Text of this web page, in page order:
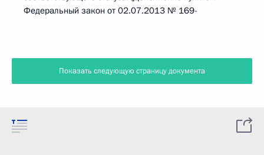
Федеральный закон от 02.07.2013 № 169-
Показать следующую страницу документа